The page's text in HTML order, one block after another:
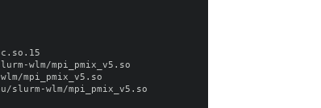
wlm/mpi_pmix_v5.so
mpi_pmix_v5.so
wlm/mpi_pmix_v5.so